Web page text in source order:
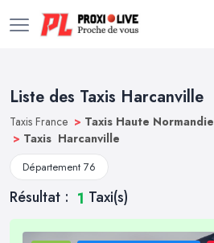
Liste des Taxis Harcanville
Taxis France > Taxis Haute Normandie
> Taxis Harcanville
Département 76
Résultat : 1 Taxi(s)